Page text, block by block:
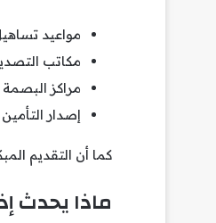
مواعيد
مكاتب
مراكز البصمة
إصدار
كما أن التقديم
ماذا يحدث